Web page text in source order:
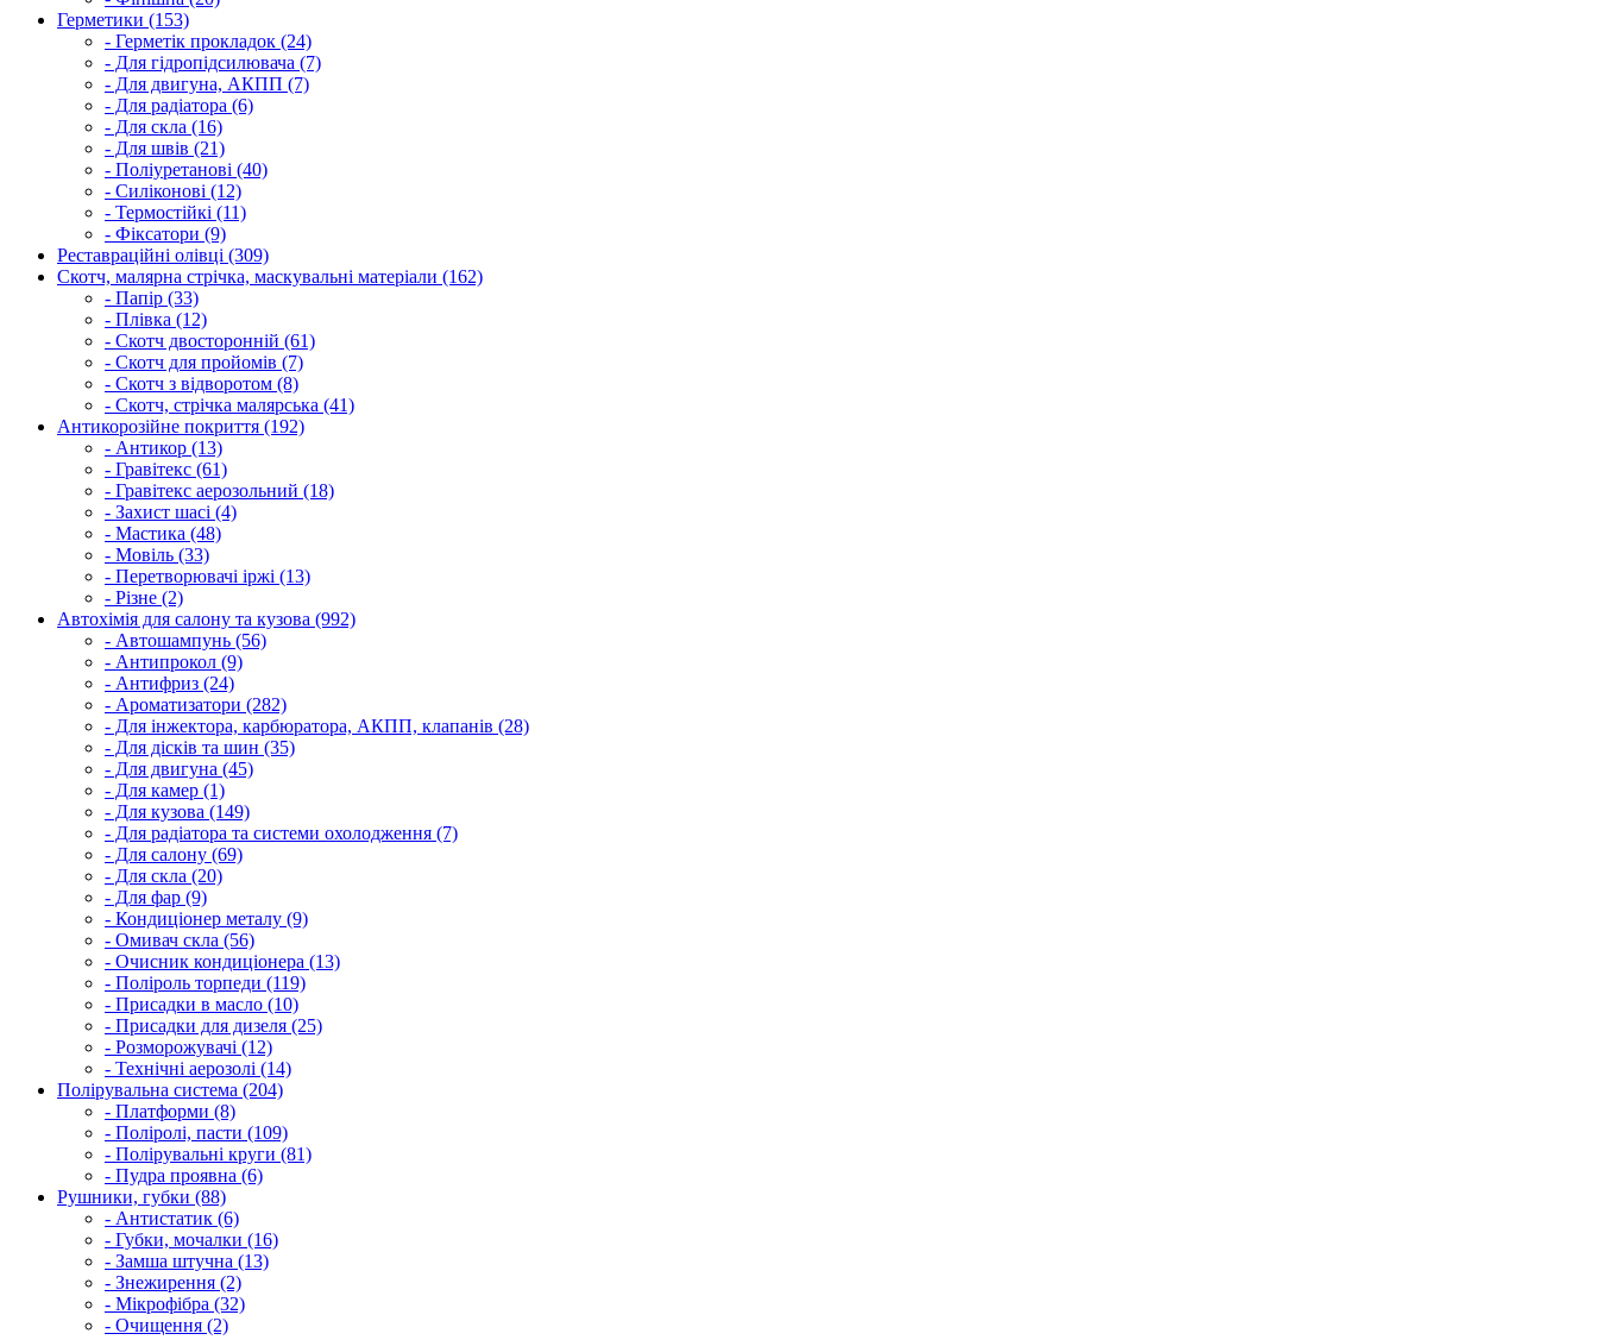
Герметики (153)
- Герметік прокладок (24)
- Для гідропідсилювача (7)
- Для двигуна, АКПП (7)
- Для радіатора (6)
- Для скла (16)
- Для швів (21)
- Поліуретанові (40)
- Силіконові (12)
- Термостійкі (11)
- Фіксатори (9)
Реставраційні олівці (309)
Скотч, малярна стрічка, маскувальні матеріали (162)
- Папір (33)
- Плівка (12)
- Скотч двосторонній (61)
- Скотч для пройомів (7)
- Скотч з відворотом (8)
- Скотч, стрічка малярська (41)
Антикорозійне покриття (192)
- Антикор (13)
- Гравітекс (61)
- Гравітекс аерозольний (18)
- Захист шасі (4)
- Мастика (48)
- Мовіль (33)
- Перетворювачі іржі (13)
- Різне (2)
Автохімія для салону та кузова (992)
- Автошампунь (56)
- Антипрокол (9)
- Антифриз (24)
- Ароматизатори (282)
- Для інжектора, карбюратора, АКПП, клапанів (28)
- Для дісків та шин (35)
- Для двигуна (45)
- Для камер (1)
- Для кузова (149)
- Для радіатора та системи охолодження (7)
- Для салону (69)
- Для скла (20)
- Для фар (9)
- Кондиціонер металу (9)
- Омивач скла (56)
- Очисник кондиціонера (13)
- Поліроль торпеди (119)
- Присадки в масло (10)
- Присадки для дизеля (25)
- Розморожувачі (12)
- Технічні аерозолі (14)
Полірувальна система (204)
- Платформи (8)
- Поліролі, пасти (109)
- Полірувальні круги (81)
- Пудра проявна (6)
Рушники, губки (88)
- Антистатик (6)
- Губки, мочалки (16)
- Замша штучна (13)
- Знежирення (2)
- Мікрофібра (32)
- Очищення (2)